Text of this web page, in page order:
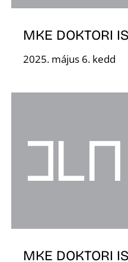
MKE DOKTORI
2025. május 6. kedd
MKE DOKTORI